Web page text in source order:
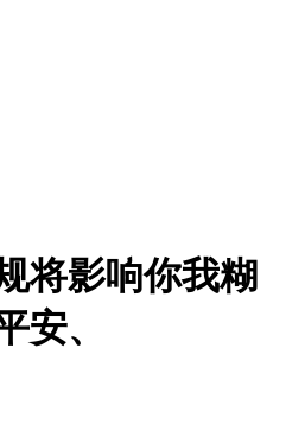
将影响你我糊
安、